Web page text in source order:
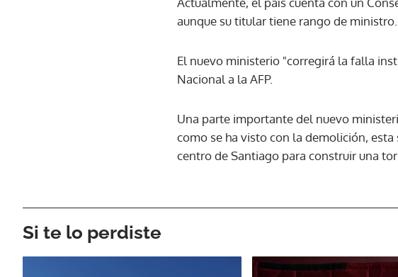
aunque su titular tiene rango de ministro.
El nuevo ministerio "corregirá la falla
Nacional a la AFP.
Una parte importante del nuevo
como se ha visto con la demolición,
centro de Santiago para construir una
Si te lo perdiste